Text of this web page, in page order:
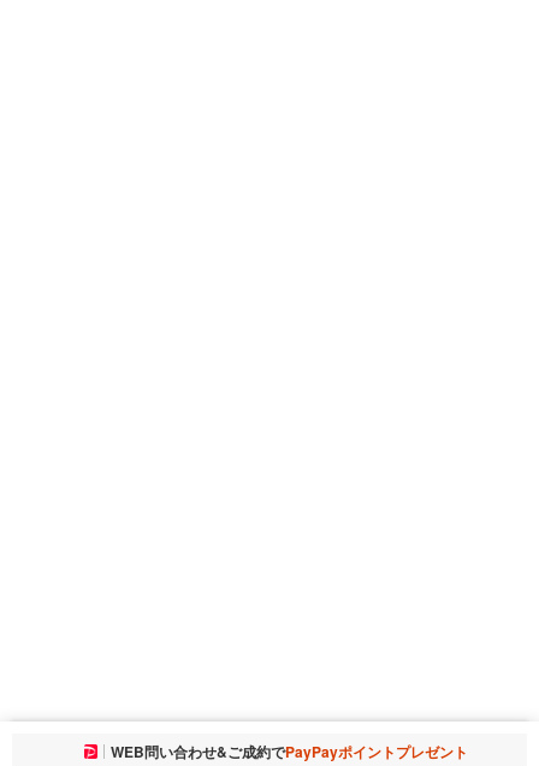
お気に入りに追加しました。 一覧を開く
WEB問い合わせ&ご成約でPayPayポイントプレゼント